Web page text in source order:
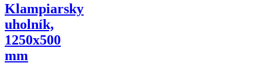
Klampiarsky
uholník,
1250x500
mm